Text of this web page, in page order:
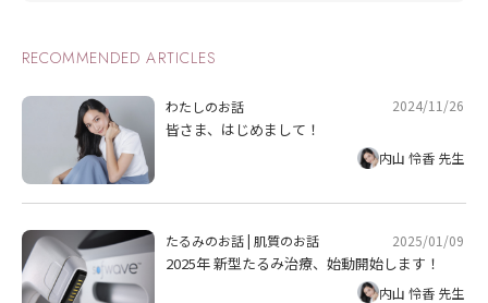
RECOMMENDED ARTICLES
わたしのお話 2024/11/26
皆さま、はじめまして！
内山 怜香 先生
たるみのお話|肌質のお話 2025/01/09
2025年 新型たるみ治療、始動開始します！
内山 怜香 先生